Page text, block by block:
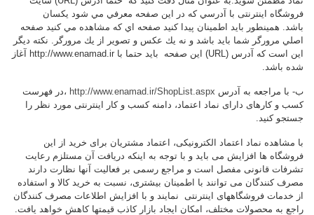
فروشگاه اینترنتی با آدرسي كه در اين صفحه معرفي مي شود يكسان
باشد. همینطور باید اطمینان پیدا کنید صفحه اي كه مشاهده مي كنيد صفحه
اصلي مرورگر شما بايد باشد و نه يك عكس و تصوير از يك مرورگر. نکته دیگر
این است که آدرس (URL) اين صفحه باید حتما با http://www.enamad.ir
آغاز
شده باشد.
ب- با مراجعه به آدرس http://www.enamad.ir/ShopList.aspx ،در فهرست
کسب و کارهای دارای نماد اعتماد، دامنه کسب و کار اینترنتی مورد نظر را
جستجو کنید.
با مشاهده نماد اعتماد الکترونیکی، اعتماد مشتریان برای خرید از این
فروشگاه ها افزایش می باید و با توجه به اینکه دریافت آن مستلزم رعایت
تشرفات قانونی مفصل است و مراجع رسمی بر فعالیت آنها نظارت دارند
مصرف کنندگان می توانند با اطمینان بیشتری، نسبت به خرید کالا و استفاده
از خدمات فروشگاههای اینترنتی نمایند و با افزایش اطلاعات مصرف کنندگان
راجع به محصولات مختلف، امکان ایجاد بازار کاذب قیمتها کاهش خواهد یافت.